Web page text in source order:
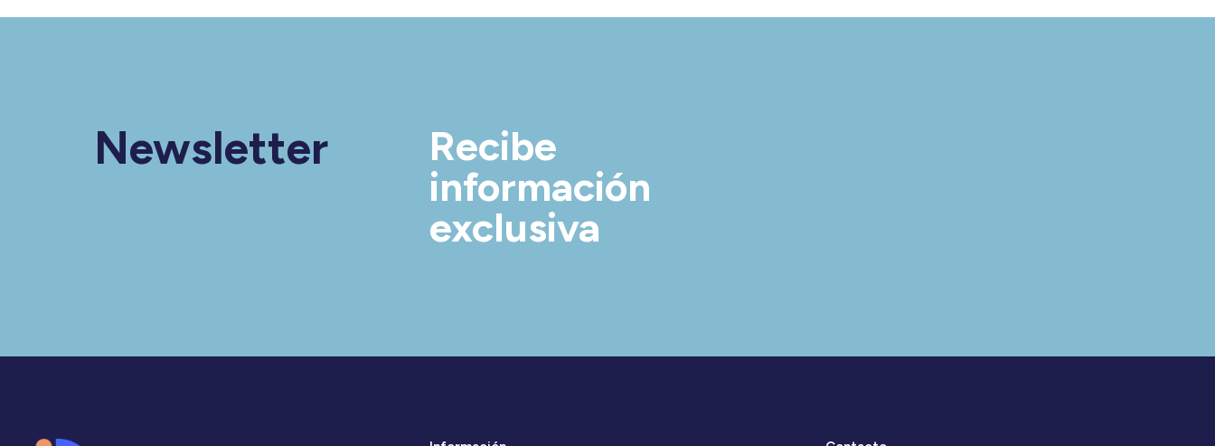
Newsletter
Recibe
información
exclusiva